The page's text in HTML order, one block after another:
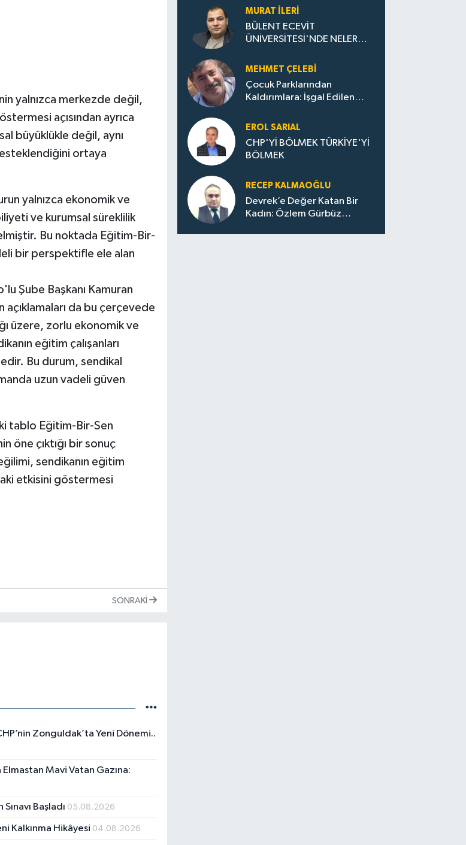
yalnızca merkezde değil,
açısından ayrıca
büyüklükle değil, aynı
ortaya
yalnızca ekonomik ve
ve kurumsal süreklilik
Bu noktada Eğitim-Bir-
bir perspektifle ele alan
Şube Başkanı Kamuran
açıklamaları da bu çerçevede
üzere, zorlu ekonomik ve
eğitim çalışanları
Bu durum, sendikal
uzun vadeli güven
tablo Eğitim-Bir-Sen
öne çıktığı bir sonuç
sendikanın eğitim
etkisini göstermesi
SONRAKI
Zonguldak’ta Yeni Dönemi..
Elmastan Mavi Vatan Gazına:
Başladı 05.08.2026
Kalkınma Hikâyesi 04.08.2026
Zonguldak’ta Yeni Dönemi..
MURAT İLERI
BÜLENT ECEVİT
ÜNİVERSİTESİ'NDE NELER
MEHMET ÇELEBI
Çocuk Parklarından
Kaldırımlara: İşgal Edilen
Evler Çöp Dolu
EROL SARIAL
CHP'Yİ BÖLMEK TÜRKİYE'Yİ
BÖLMEK
RECEP KALMAOĞLU
Devrek’e Değer Katan Bir
Kadın: Özlem Gürbüz